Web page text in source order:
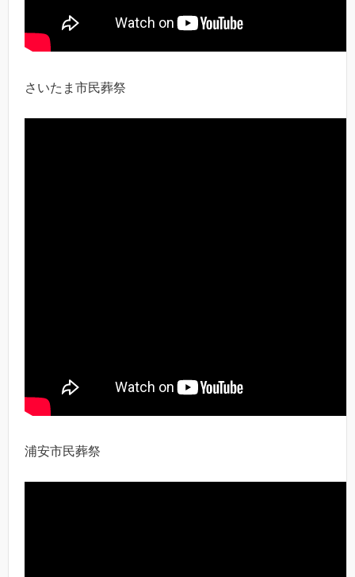
さいたま市民葬祭
浦安市民葬祭